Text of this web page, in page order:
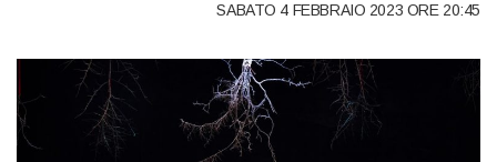
SABATO 4 FEBBRAIO 2023 ORE 20:45